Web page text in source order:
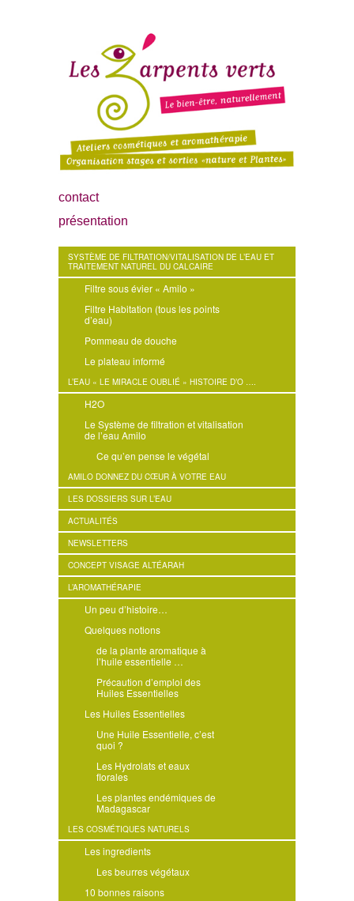
contact
présentation
SYSTÈME DE FILTRATION/VITALISATION DE L’EAU ET
TRAITEMENT NATUREL DU CALCAIRE
Filtre sous évier « Amilo »
Filtre Habitation (tous les points
d’eau)
Pommeau de douche
Le plateau informé
L’EAU « LE MIRACLE OUBLIÉ » HISTOIRE D’O ….
H2O
Le Système de filtration et vitalisation
de l’eau Amilo
Ce qu’en pense le végétal
AMILO DONNEZ DU CŒUR À VOTRE EAU
LES DOSSIERS SUR L’EAU
ACTUALITÉS
NEWSLETTERS
CONCEPT VISAGE ALTÉARAH
L’AROMATHÉRAPIE
Un peu d’histoire…
Quelques notions
de la plante aromatique à
l’huile essentielle …
Précaution d’emploi des
Huiles Essentielles
Les Huiles Essentielles
Une Huile Essentielle, c’est
quoi ?
Les Hydrolats et eaux
florales
Les plantes endémiques de
Madagascar
LES COSMÉTIQUES NATURELS
Les ingredients
Les beurres végétaux
10 bonnes raisons